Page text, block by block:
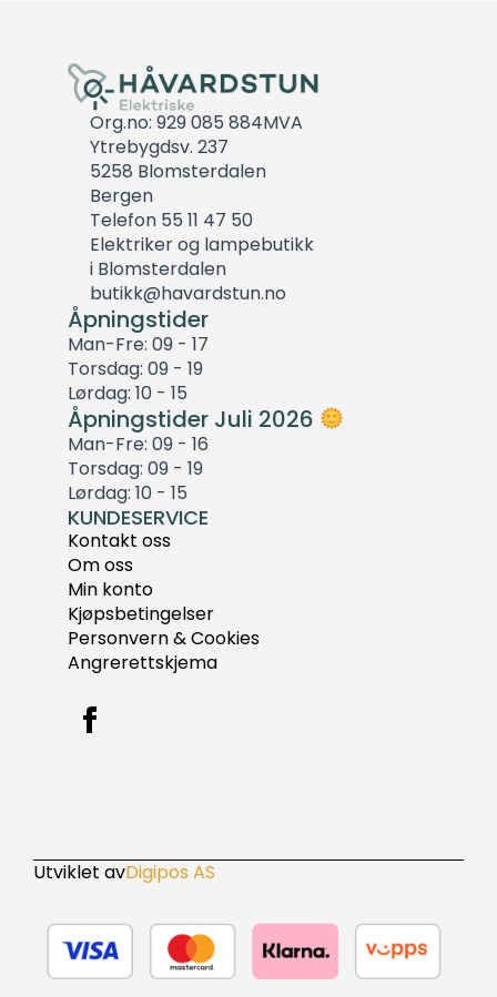
Org.no: 929 085 884MVA
Ytrebygdsv. 237
5258 Blomsterdalen
Bergen
Telefon 55 11 47 50
Elektriker og lampebutikk
i Blomsterdalen
butikk@havardstun.no
Åpningstider
Man-Fre: 09 - 17
Torsdag: 09 - 19
Lørdag: 10 - 15
Åpningstider Juli 2026
Man-Fre: 09 - 16
Torsdag: 09 - 19
Lørdag: 10 - 15
KUNDESERVICE
Kontakt oss
Om oss
Min konto
Kjøpsbetingelser
Personvern & Cookies
Angrerettskjema
Utviklet avDigipos AS